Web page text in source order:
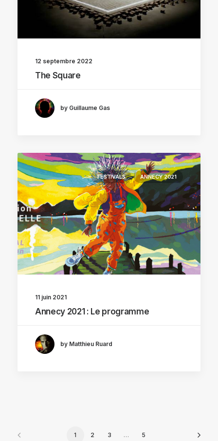
12 septembre 2022
The Square
by Guillaume Gas
FESTIVALS ANNECY 2021
11 juin 2021
Annecy 2021 : Le programme
by Matthieu Ruard
1 2 3 … 5